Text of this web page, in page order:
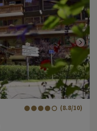
(8.8/10)